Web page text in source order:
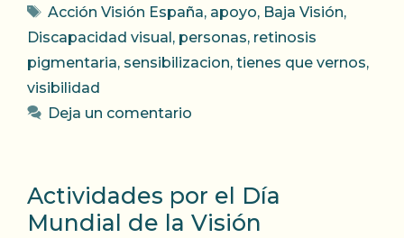
Etiquetas
Acción Visión España, apoyo, Baja Visión,
Discapacidad visual , personas, retinosis
pigmentaria, sensibilizacion, tienes que vernos,
visibilidad
Deja un comentario
Actividades por el Día
Mundial de la Visión